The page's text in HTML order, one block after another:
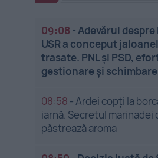
09:08 -Adevărul despre
USR a conceput
trasate. PNL și PSD,
gestionare și schimbare
08:58 -Ardei copți la
iarnă. Secretul marinadei
păstrează aroma